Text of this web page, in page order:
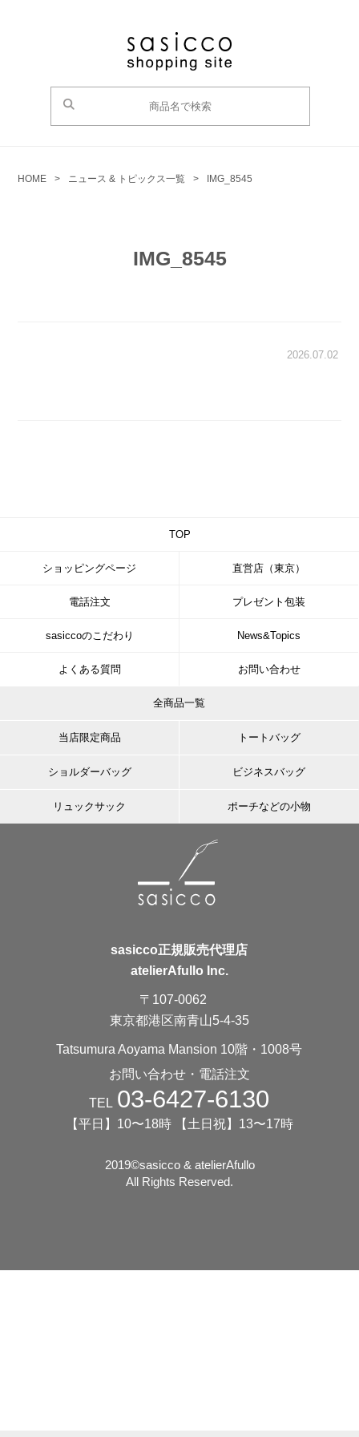
HOME > ニュース & トピックス一覧 > IMG_8545
IMG_8545
2026.07.02
TOP
ショッピングページ 直営店（東京）
電話注文 プレゼント包装
sasiccoのこだわり News&Topics
よくある質問 お問い合わせ
全商品一覧
当店限定商品 トートバッグ
ショルダーバッグ ビジネスバッグ
リュックサック ポーチなどの小物
sasicco正規販売代理店
atelierAfullo Inc.
〒107-0062
東京都港区南青山5-4-35
Tatsumura Aoyama Mansion 10階・1008号
お問い合わせ・電話注文
TEL 03-6427-6130
【平日】10〜18時 【土日祝】13〜17時
2019©️sasicco & atelierAfullo
All Rights Reserved.